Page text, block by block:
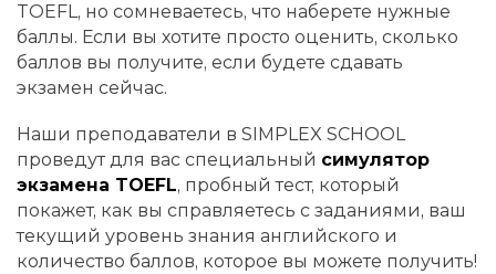
TOEFL, но сомневаетесь, что наберете нужные
баллы. Если вы хотите просто оценить, сколько
баллов вы получите, если будете сдавать
экзамен сейчас.
Наши преподаватели в SIMPLEX SCHOOL
проведут для вас специальный симулятор
экзамена TOEFL, пробный тест, который
покажет, как вы справляетесь с заданиями, ваш
текущий уровень знания английского и
количество баллов, которое вы можете получить!